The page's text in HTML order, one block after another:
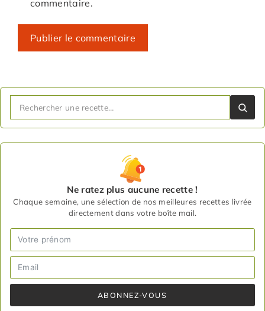
commentaire.
Ne ratez plus aucune recette !
Chaque semaine, une sélection de nos meilleures recettes livrée
directement dans votre boîte mail.
ABONNEZ-VOUS